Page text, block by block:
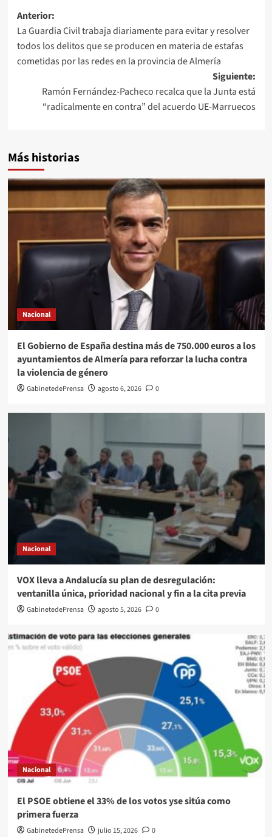
Navegación
de
entradas
Anterior:
La Guardia Civil trabaja diariamente para evitar y resolver
todos los delitos que se producen en materia de estafas
cometidas por las redes en la provincia de Almería
Siguiente:
Ramón Fernández-Pacheco recalca que la Junta está
“radicalmente en contra” del acuerdo UE-Marruecos
Más historias
Nacional
El Gobierno de España destina más de 750.000 euros a los
ayuntamientos de Almería para reforzar la lucha contra
la violencia de género
GabinetedePrensa agosto 6, 2026 0
Nacional
VOX lleva a Andalucía su plan de desregulación:
ventanilla única, prioridad nacional y fin a la cita previa
GabinetedePrensa agosto 5, 2026 0
Nacional
El PSOE obtiene el 33% de los votos yse sitúa como
primera fuerza
GabinetedePrensa julio 15, 2026 0